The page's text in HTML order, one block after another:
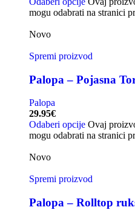
mogu odabrati na stranici
Novo
Spremi proizvod
Palopa – Pojasna
Palopa
29.95€
Odaberi opcije Ovaj
mogu odabrati na stranici
Novo
Spremi proizvod
Palopa – Rolltop